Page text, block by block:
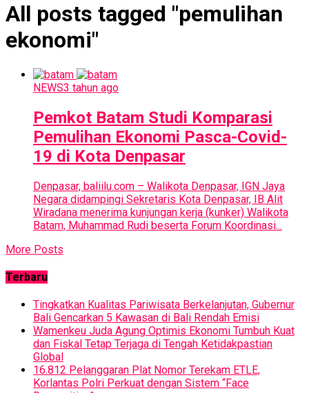
All posts tagged "pemulihan
ekonomi"
NEWS3 tahun ago
Pemkot Batam Studi Komparasi
Pemulihan Ekonomi Pasca-Covid-
19 di Kota Denpasar
Denpasar, baliilu.com – Walikota Denpasar, IGN Jaya
Negara didampingi Sekretaris Kota Denpasar, IB Alit
Wiradana menerima kunjungan kerja (kunker) Walikota
Batam, Muhammad Rudi beserta Forum Koordinasi...
More Posts
Terbaru
Tingkatkan Kualitas Pariwisata Berkelanjutan, Gubernur
Bali Gencarkan 5 Kawasan di Bali Rendah Emisi
Wamenkeu Juda Agung Optimis Ekonomi Tumbuh Kuat
dan Fiskal Tetap Terjaga di Tengah Ketidakpastian
Global
16.812 Pelanggaran Plat Nomor Terekam ETLE,
Korlantas Polri Perkuat dengan Sistem “Face